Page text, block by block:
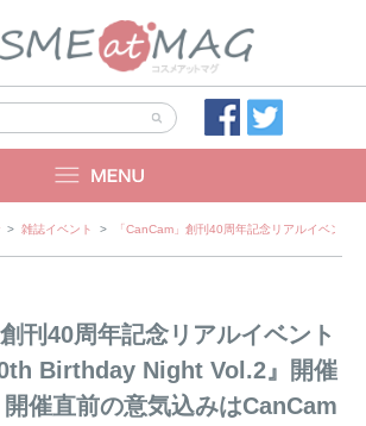
> 雑誌イベント > 「CanCam」創刊40周年記念リアルイベン
刊40周年記念リアルイベント
Birthday Night Vol.2』開催
催直前の意気込みはCanCam